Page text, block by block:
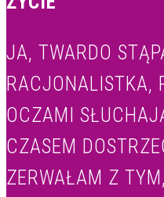
JA, TWARDO
RACJONALISTKA,
OCZAMI
CZASEM
ZERWAŁAM Z